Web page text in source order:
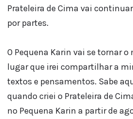
Prateleira de Cima vai
por partes.
O Pequena Karin vai se tornar o
lugar que irei compartilhar a
textos e pensamentos. Sabe
quando criei o Prateleira de
no Pequena Karin a partir de